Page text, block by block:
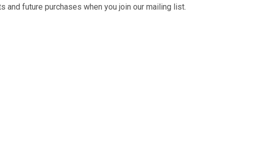
and future purchases when you join our mailing list.